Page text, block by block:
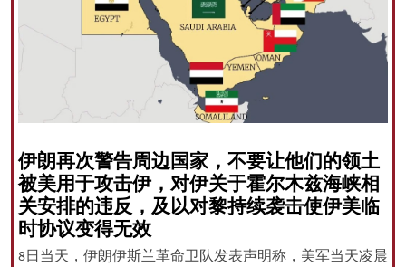
العربیه|
русский 中文|
All rights reserved for NourNews
Copyright © 2021 www.nournews.ir
伊朗再次警告周边国家，不要让他们的领土
被美用于攻击伊，对伊关于霍尔木兹海峡相
关安排的违反，及以对黎持续袭击使伊美临
时协议变得无效
8日当天，伊朗伊斯兰革命卫队发表声明称，美军当天凌晨